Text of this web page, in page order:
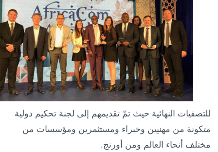
للتصفيات النهائية حيث تمّ تقديمهم إلى لجنة تحكيم دولية
متكونة من مهنيين وخبراء ومستثمرين ومؤسسات من
مختلف أنحاء العالم ومن أورنج.